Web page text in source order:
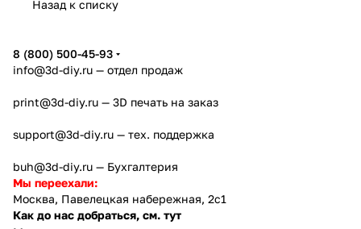
Назад к списку
8 (800) 500-45-93
info@3d-diy.ru — отдел продаж
print@3d-diy.ru — 3D печать на заказ
support@3d-diy.ru — тех. поддержка
buh@3d-diy.ru — Бухгалтерия
Мы переехали:
Москва, Павелецкая набережная, 2с1
Как до нас добраться, см. тут